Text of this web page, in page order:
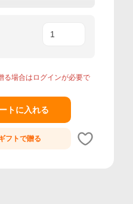
る場合はログインが必要で
トに入れる
フトで贈る